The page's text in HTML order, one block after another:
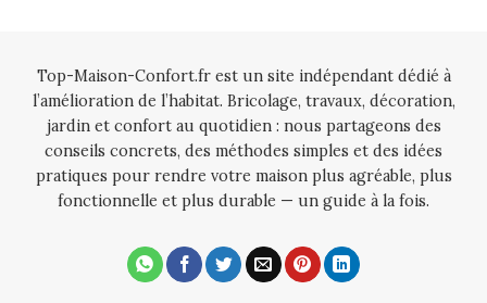
Top-Maison-Confort.fr est un site indépendant dédié à
l’amélioration de l’habitat. Bricolage, travaux, décoration,
jardin et confort au quotidien : nous partageons des
conseils concrets, des méthodes simples et des idées
pratiques pour rendre votre maison plus agréable, plus
fonctionnelle et plus durable — un guide à la fois.